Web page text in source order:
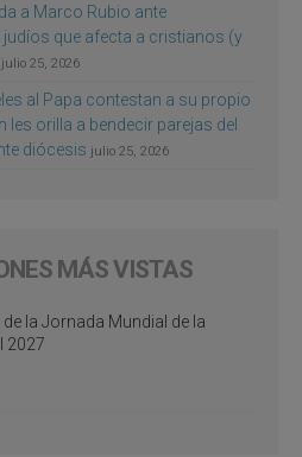
a Marco Rubio ante
que afecta a cristianos (y
julio 25, 2026
al Papa contestan a su propio
les orilla a bendecir parejas del
diócesis julio 25, 2026
MÁS VISTAS
la Jornada Mundial de la
2027